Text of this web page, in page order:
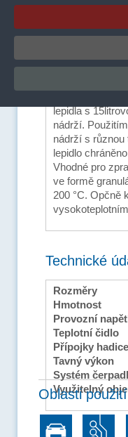
Výhody a
lepidla s
nádrží.
nádrží s různou
lepidlo
Vhodné pro
ve formě
200 °C. Opčně
Technické
Rozměry
Hmotnost
Provozní
Teplotní čidlo
Přípojky hadice
Tavný výkon
Systém
Využitelný
Oblasti použití